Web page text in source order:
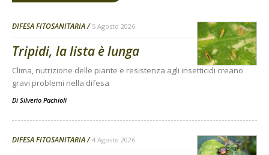
DIFESA FITOSANITARIA 5 Agosto 2026
Tripidi, la lista è lunga
Clima, nutrizione delle piante e resistenza agli insetticidi creano
gravi problemi nella difesa
Di Silverio Pachioli
DIFESA FITOSANITARIA 4 Agosto 2026